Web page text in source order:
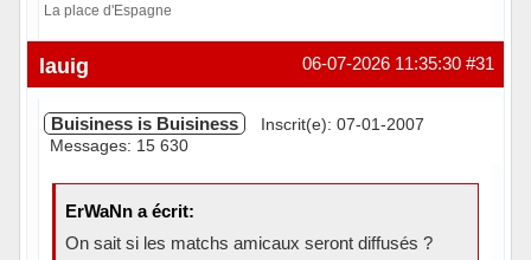
La place d'Espagne
Hors ligne #31
06-07-2026 11:35:30
lauig
Buisiness is Buisiness
Inscrit(e): 07-01-2007
Messages: 15 630
ErWaNn a écrit:
On sait si les matchs amicaux seront diffusés ?